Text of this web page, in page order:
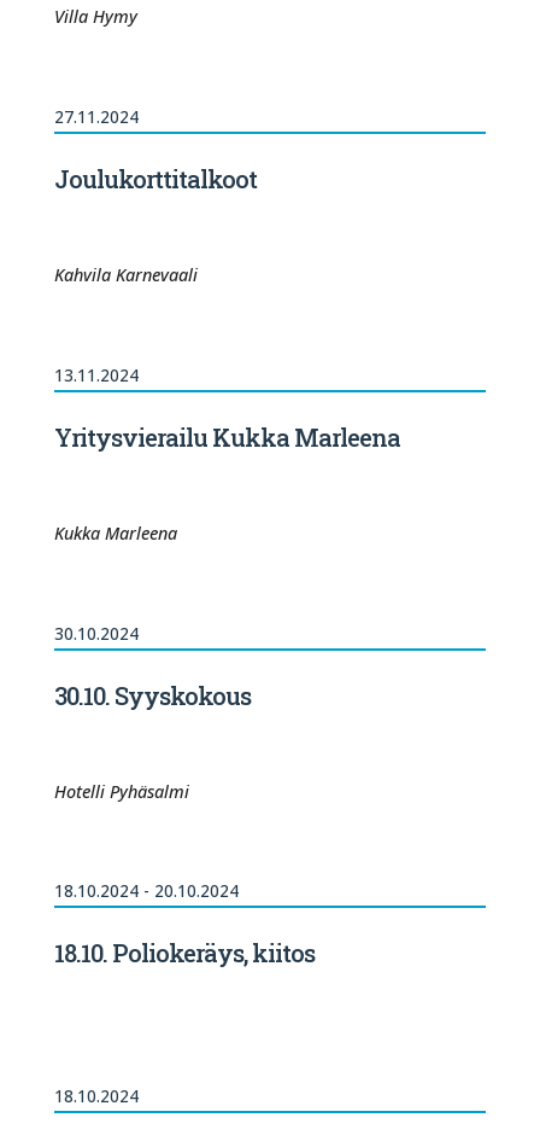
Villa Hymy
27.11.2024
Joulukorttitalkoot
Kahvila Karnevaali
13.11.2024
Yritysvierailu Kukka Marleena
Kukka Marleena
30.10.2024
30.10. Syyskokous
Hotelli Pyhäsalmi
18.10.2024 - 20.10.2024
18.10. Poliokeräys, kiitos
18.10.2024